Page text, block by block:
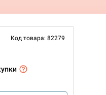
Код товара: 82279